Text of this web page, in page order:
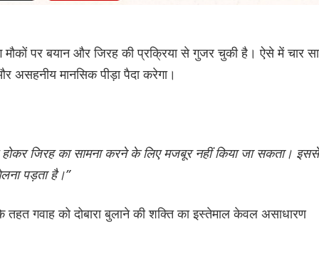
मौकों पर बयान और जिरह की प्रक्रिया से गुजर चुकी है। ऐसे में चार
मानसिक पीड़ा पैदा करेगा।
होकर जिरह का सामना करने के लिए मजबूर नहीं किया जा सकता। इससे
पड़ता है।”
गवाह को दोबारा बुलाने की शक्ति का इस्तेमाल केवल असाधारण